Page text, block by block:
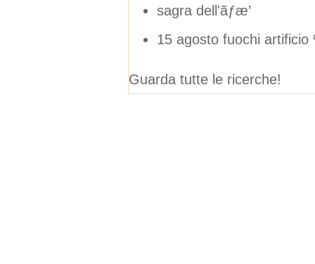
sagra dell'ãƒæ’
15 agosto fuochi artificio
Guarda tutte le ricerche!